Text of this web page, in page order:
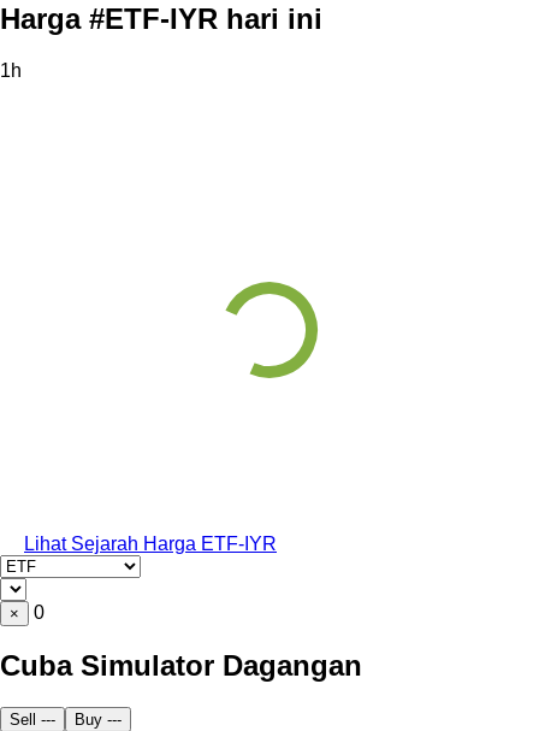
Harga #ETF-IYR hari ini
1h
Lihat Sejarah Harga ETF-IYR
× 0
Cuba Simulator Dagangan
Sell --- Buy ---